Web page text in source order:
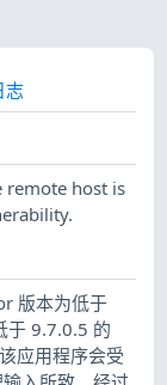
志
remote host is
版本为低于
于 9.7.0.5 的
应用程序会受